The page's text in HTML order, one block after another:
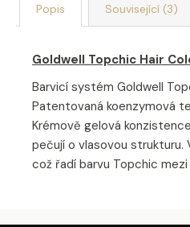
Popis Související (3)
Goldwell Topchic Hair
Barvicí systém Goldwell
Patentovaná koenzymová
Krémově gelová
pečují o vlasovou strukturu.
což řadí barvu Topchic